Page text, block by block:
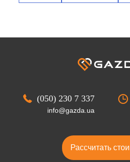
(050) 230 7 337
info@gazda.ua
Рассчитать